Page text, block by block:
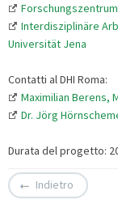
Interdisziplinäre
Universität Jena
Contatti al DHI Roma:
Maximilian Berens,
Dr. Jörg
Durata del progetto:
Indietro